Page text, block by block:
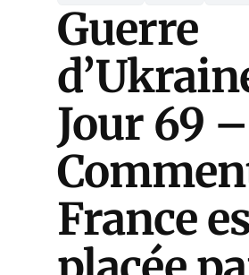
Guerre
Jour 69 –
France